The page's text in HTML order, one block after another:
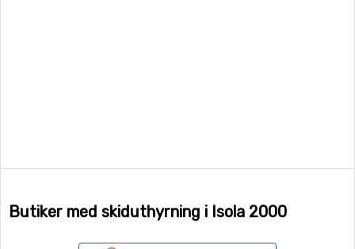
Butiker med skiduthyrning i Isola 2000